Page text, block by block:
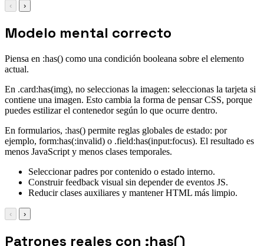
‹ ›
Modelo mental correcto
Piensa en :has() como una condición booleana sobre el elemento
actual.
En .card:has(img), no seleccionas la imagen: seleccionas la tarjeta si
contiene una imagen. Esto cambia la forma de pensar CSS, porque
puedes estilizar el contenedor según lo que ocurre dentro.
En formularios, :has() permite reglas globales de estado: por
ejemplo, form:has(:invalid) o .field:has(input:focus). El resultado es
menos JavaScript y menos clases temporales.
Seleccionar padres por contenido o estado interno.
Construir feedback visual sin depender de eventos JS.
Reducir clases auxiliares y mantener HTML más limpio.
‹ ›
Patrones reales con :has()